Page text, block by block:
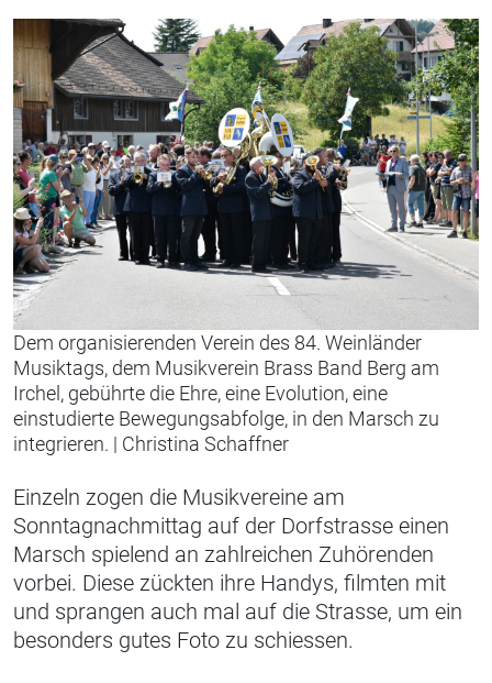
Dem organisierenden Verein des 84. Weinländer
Musiktags, dem Musikverein Brass Band Berg am
Irchel, gebührte die Ehre, eine Evolution, eine
einstudierte Bewegungsabfolge, in den Marsch zu
integrieren. | Christina Schaffner
Einzeln zogen die Musikvereine am
Sonntagnachmittag auf der Dorfstrasse einen
Marsch spielend an zahlreichen Zuhörenden
vorbei. Diese zückten ihre Handys, filmten mit
und sprangen auch mal auf die Strasse, um ein
besonders gutes Foto zu schiessen.